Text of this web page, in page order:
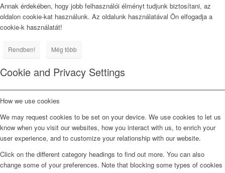
Annak érdekében, hogy jobb felhasználói élményt tudjunk biztosítani, az
oldalon cookie-kat használunk. Az oldalunk használatával Ön elfogadja a
cookie-k használatát!
Rendben! Még több
Cookie and Privacy Settings
How we use cookies
We may request cookies to be set on your device. We use cookies to let us
know when you visit our websites, how you interact with us, to enrich your
user experience, and to customize your relationship with our website.
Click on the different category headings to find out more. You can also
change some of your preferences. Note that blocking some types of cookies